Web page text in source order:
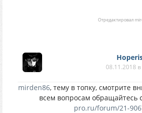
Отредактировал
08.11.2018
mirden86, тему в топку, смотрите
всем вопросам обращайтесь
pro.ru/forum/21-